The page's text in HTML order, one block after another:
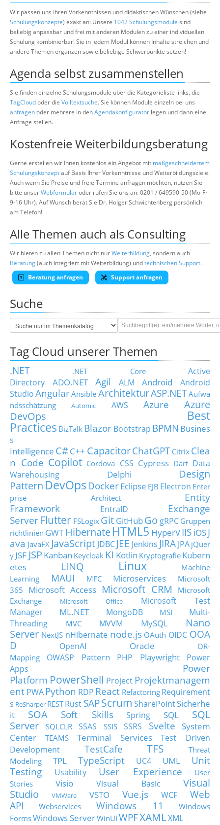
Wir passen uns Ihren Vorkenntnissen und didaktischen Wünschen (siehe
Schulungskonzepte) exakt an: Unsere 1042 Schulungsmodule sind
beliebig anpassbar und frei mit anderen Modulen zu einer individuellen
Schulung kombinierbar! Sie in jedem Modul können Inhalte streichen und
andere Themen ergänzen sowie beliebige Schwerpunkte setzen!
Agenda selbst zusammenstellen
Sie finden einzelne Schulungsmodule über die Kategorieliste links, die
TagCloudoder die Volltextsuche. Sie können Module einzeln bei uns
anfragenoder mehrere in denAgendakonfigurator legen und dann eine
Anfrage stellen.
Kostenfreie Weiterbildungsberatung
Gerne erstellen wir Ihnen kostenlos ein Angebot mit maßgeschneidertem
Schulungskonzeptauf Basis Ihrer Vorkenntnisse und Weiterbildungsziele.
Auch wenn Sie Preise und freie Termine anfragen möchten, nutzen Sie
bitte unserWebformularoder rufen Sie uns an: 0201 / 649590-50 (Mo-Fr
9-16 Uhr). Auf Wunsch berät Sie Dr. Holger Schwichtenberg persönlich
am Telefon!
Alle Themen auch als Consulting
Wir bieten zu allen Themen nicht nurWeiterbildung, sondern auch
Beratung(auch integriert mit Weiterbildung) undtechnischen Support.
Beratung anfragen
Support anfragen
Suche
Tag Cloud unserer Themen
.NET .NET Core
Active
Directory
ADO.NET Agil ALM Android
Android
StudioAngularAnsible ArchitekturASP.NETAufwa
ndsschätzung
Automic AWS Azure
Azure
DevOps
Best
Practices BizTalk Blazor Bootstrap BPMN Busines
s
Intelligence C#C++ CapacitorChatGPT Citrix Clea
n Code Copilot Cordova CSS Cypress Dart Data
Warehousing
Delphi
Design
Pattern DevOps DockerEclipse EJB Electron Enter
prise Architect
Entity
Framework
EntraID
Exchange
Server Flutter FSLogix Git GitHubGo gRPC Gruppen
richtlinien GWT HibernateHTML5 HyperVIIS iOSJ
ava JavaFX JavaScript JDBC JEE Jenkins JIRA JPA jQuer
y JSF JSP Kanban Keycloak KI Kotlin Kryptografie Kubern
etes
LINQ Linux
Machine
Learning
MAUI MFC Microservices
Microsoft
365
Microsoft Access Microsoft CRM
Microsoft
Exchange
Microsoft Office
Microsoft Test
Manager
ML.NET MongoDB MSI
Multi-
Threading
MVC MVVM MySQL
Nano
Server NextJS nHibernate node.js OAuth OIDC OOA
D
OpenAI Oracle
OR-
Mapping
OWASP Pattern PHP Playwright
Power
Apps
Power
Platform PowerShell Project Projektmanagem
ent PWA Python RDP React Refactoring Requirement
s ReSharper RESTRust SAPScrum SharePointSicherhe
it
SOA Soft Skills Spring SQL
SQL
Server
SQLCLR SSAS SSIS SSRS Svelte
System
Center
TEAMS Terminal Services
Test Driven
Development
TestCafe TFS
Threat
Modeling
TPL TypeScript UC4 UML
Unit
Testing
Usability User Experience
User
Stories
Visio Visual Basic
Visual
Studio
VMWare VSTO Vue.js WCF
Web
API
Webservices Windows 11
Windows
FormsWindows ServerWinUI WPFXAMLXML